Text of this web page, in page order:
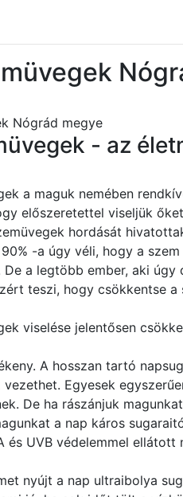
Nógrád megye
- az
a maguk nemében
előszeretettel viseljük
hordását
-a úgy véli, hogy a
a legtöbb ember, aki
teszi, hogy csökkentse
viselése jelentősen
A hosszan tartó
vezethet. Egyesek
De ha rászánjuk
a nap káros
és UVB védelemmel ellátott
nyújt a nap ultraibolya